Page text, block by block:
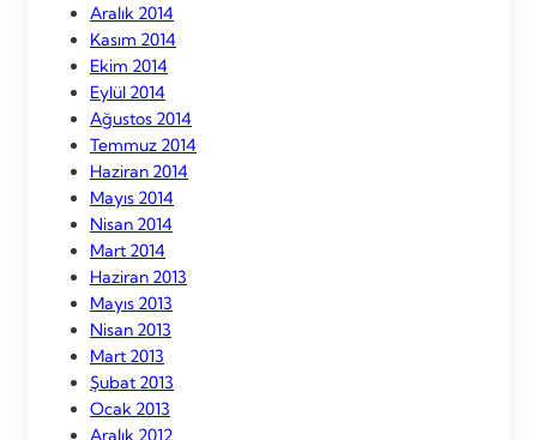
Aralık 2014
Kasım 2014
Ekim 2014
Eylül 2014
Ağustos 2014
Temmuz 2014
Haziran 2014
Mayıs 2014
Nisan 2014
Mart 2014
Haziran 2013
Mayıs 2013
Nisan 2013
Mart 2013
Şubat 2013
Ocak 2013
Aralık 2012